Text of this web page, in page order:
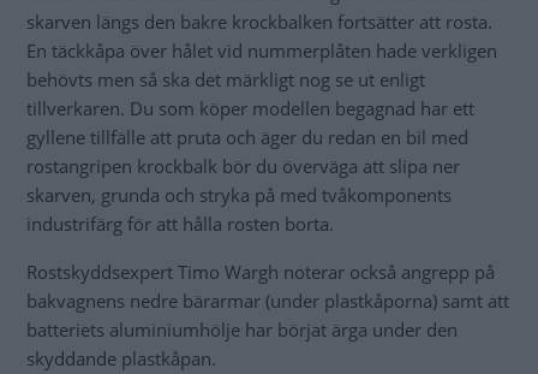
skarven längs den bakre krockbalken fortsätter att rosta.
En täckkåpa över hålet vid nummerplåten hade verkligen
behövts men så ska det märkligt nog se ut enligt
tillverkaren. Du som köper modellen begagnad har ett
gyllene tillfälle att pruta och äger du redan en bil med
rostangripen krockbalk bör du överväga att slipa ner
skarven, grunda och stryka på med tvåkomponents
industrifärg för att hålla rosten borta.
Rostskyddsexpert Timo Wargh noterar också angrepp på
bakvagnens nedre bärarmar (under plastkåporna) samt att
batteriets aluminiumhölje har börjat ärga under den
skyddande plastkåpan.